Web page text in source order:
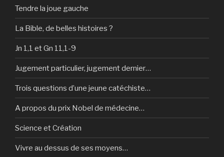
Tendre la joue gauche
La Bible, de belles histoires ?
Jn 1,1 et Gn 11,1-9
Jugement particulier, jugement dernier…
Trois questions d’une jeune catéchiste…
A propos du prix Nobel de médecine…
Science et Création
Vivre au dessus de ses moyens…